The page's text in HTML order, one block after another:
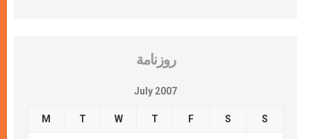
روزنامة
July 2007
M T W T F S S